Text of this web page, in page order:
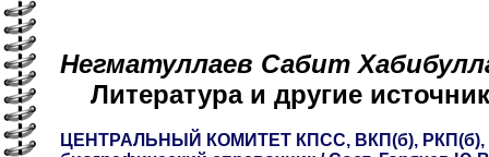
Негматуллаев Сабит
Литература и другие
ЦЕНТРАЛЬНЫЙ КОМИТЕТ КПСС, ВКП(б), РКП(б),